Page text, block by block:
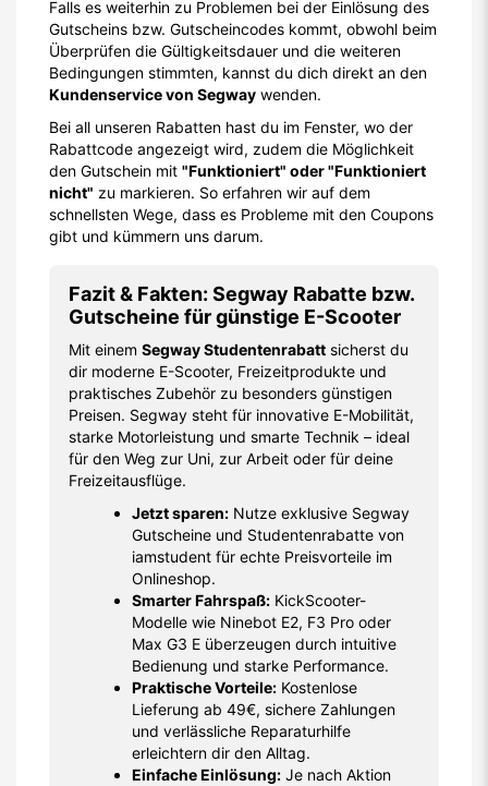
Falls es weiterhin zu Problemen bei der Einlösung des
Gutscheins bzw. Gutscheincodes kommt, obwohl beim
Überprüfen die Gültigkeitsdauer und die weiteren
Bedingungen stimmten, kannst du dich direkt an den
Kundenservice von Segway wenden.
Bei all unseren Rabatten hast du im Fenster, wo der
Rabattcode angezeigt wird, zudem die Möglichkeit
den Gutschein mit "Funktioniert" oder "Funktioniert
nicht" zu markieren. So erfahren wir auf dem
schnellsten Wege, dass es Probleme mit den Coupons
gibt und kümmern uns darum.
Fazit & Fakten: Segway Rabatte bzw.
Gutscheine für günstige E-Scooter
Mit einem Segway Studentenrabatt sicherst du
dir moderne E-Scooter, Freizeitprodukte und
praktisches Zubehör zu besonders günstigen
Preisen. Segway steht für innovative E-Mobilität,
starke Motorleistung und smarte Technik – ideal
für den Weg zur Uni, zur Arbeit oder für deine
Freizeitausflüge.
Jetzt sparen: Nutze exklusive Segway
Gutscheine und Studentenrabatte von
iamstudent für echte Preisvorteile im
Onlineshop.
Smarter Fahrspaß: KickScooter-
Modelle wie Ninebot E2, F3 Pro oder
Max G3 E überzeugen durch intuitive
Bedienung und starke Performance.
Praktische Vorteile: Kostenlose
Lieferung ab 49€, sichere Zahlungen
und verlässliche Reparaturhilfe
erleichtern dir den Alltag.
Einfache Einlösung: Je nach Aktion